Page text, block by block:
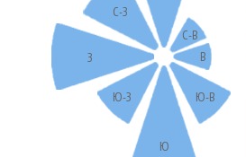
С-В
В
Ю-В
Ю
Ю-З
З
С-З